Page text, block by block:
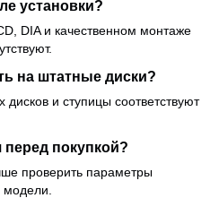
установки?
DIA и качественном монтаже
на штатные диски?
и ступицы соответствуют
покупкой?
проверить параметры